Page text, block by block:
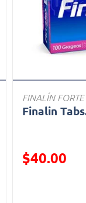
FINALÍN FORTE
Finalin
Precio
$40.00